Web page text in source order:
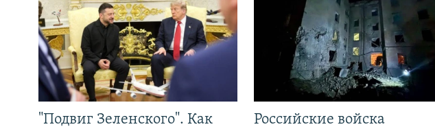
"Подвиг Зеленского". Как
Российские войска